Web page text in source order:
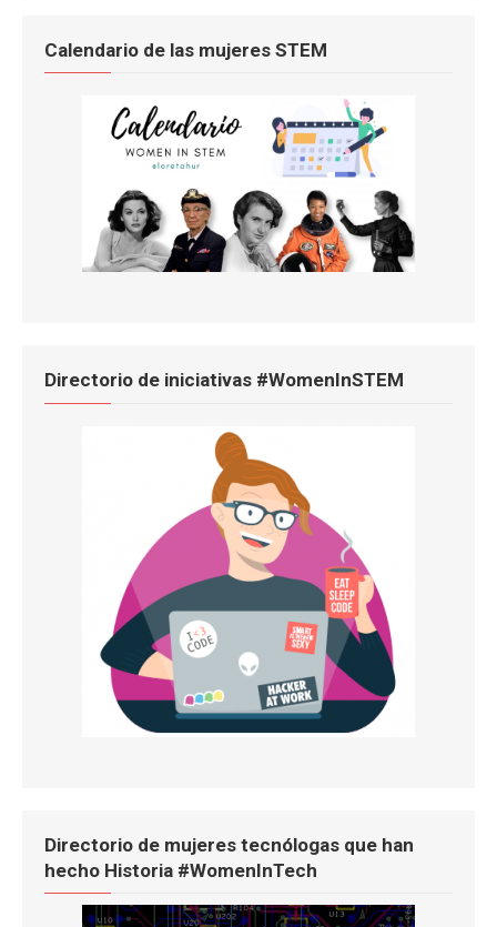
Calendario de las mujeres STEM
Directorio de iniciativas #WomenInSTEM
Directorio de mujeres tecnólogas que han
hecho Historia #WomenInTech